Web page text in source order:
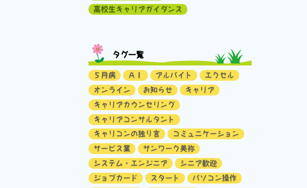
高校生キャリアガイダンス
タグ一覧
５月病 ＡＩ アルバイト
エクセル
オンライン
お知らせ
キャリア
キャリアカウンセリング
キャリアコンサルタント
キャリコンの独り言
コミュニケーション
サービス業
サンワーク美祢
システム・エンジニア
シニア歓迎
ジョブカード
スタート
パソコン操作